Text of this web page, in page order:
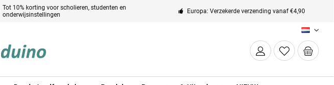
Tot 10% korting voor scholieren, studenten en
onderwijsinstellingen
Europa: Verzekerde verzending vanaf €4,90
NL